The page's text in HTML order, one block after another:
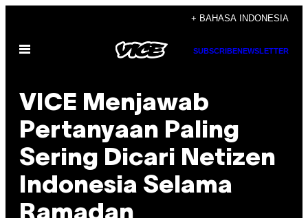
content
+ BAHASA INDONESIA
Open
SUBSCRIBENEWSLETTER
VICE Menjawab
Pertanyaan Paling
Sering Dicari Netizen
Indonesia Selama
Ramadan